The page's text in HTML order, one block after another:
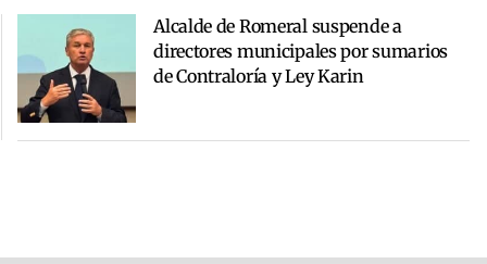
Alcalde de Romeral suspende a
directores municipales por sumarios
de Contraloría y Ley Karin